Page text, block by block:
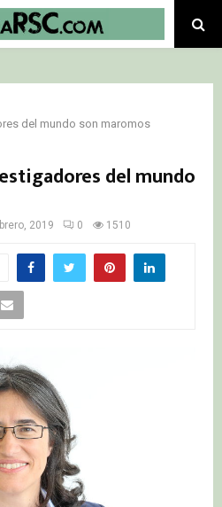
del mundo son maromos
del mundo
2019 0 1510